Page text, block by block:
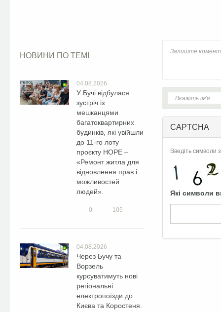
НОВИНИ ПО ТЕМІ
04.08.2026
У Бучі відбулася
зустріч із
мешканцями
багатоквартирних
будинків, які увійшли
до 11-го лоту
проєкту HOPE –
«Ремонт житла для
відновлення прав і
можливостей
людей».
0 105
04.08.2026
Через Бучу та
Ворзель
курсуватимуть нові
регіональні
електропоїзди до
Києва та Коростеня.
CAPTCHA
Введіть символи
Які символи